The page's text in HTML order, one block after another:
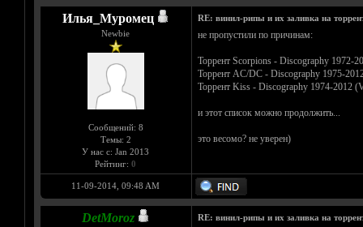
Илья_Муромец
Newbie
Сообщений: 8
Темы: 2
У нас с: Jan 2013
Рейтинг: 0
RE: винил-рипы и их заливка на
не пропустили по причинам:
Торрент Scorpions - Discography 1972-
Торрент AC/DC - Discography 1975-
Торрент Kiss - Discography 1974-2012
и этот список можно продолжить...
это весомо? не уверен)
11-09-2014, 09:48 AM
DetMoroz RE: винил-рипы и их заливка на